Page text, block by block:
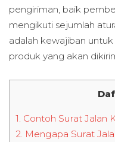
pengiriman, baik
mengikuti sejumlah
adalah kewajiban
produk yang akan
1. Contoh Surat Jalan
2. Mengapa Surat